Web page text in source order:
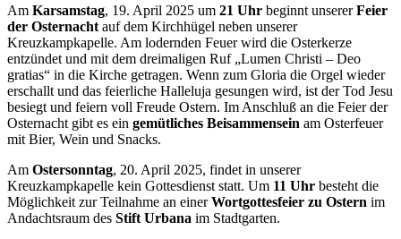
Am Karsamstag, 19. April 2025 um 21 Uhr beginnt unsererFeier
der Osternacht auf dem Kirchhügel neben unserer
Kreuzkampkapelle. Am lodernden Feuer wird die Osterkerze
entzündet und mit dem dreimaligen Ruf „Lumen Christi – Deo
gratias“ in die Kirche getragen. Wenn zum Gloria die Orgel wieder
erschallt und das feierliche Halleluja gesungen wird, ist der Tod Jesu
besiegt und feiern voll Freude Ostern. Im Anschluß an die Feier der
Osternacht gibt es ein gemütliches Beisammensein am Osterfeuer
mit Bier, Wein und Snacks.
Am Ostersonntag, 20. April 2025, findet in unserer
Kreuzkampkapelle kein Gottesdienst statt. Um 11 Uhr besteht die
Möglichkeit zur Teilnahme an einerWortgottesfeier zu Ostern im
Andachtsraum des Stift Urbana im Stadtgarten.